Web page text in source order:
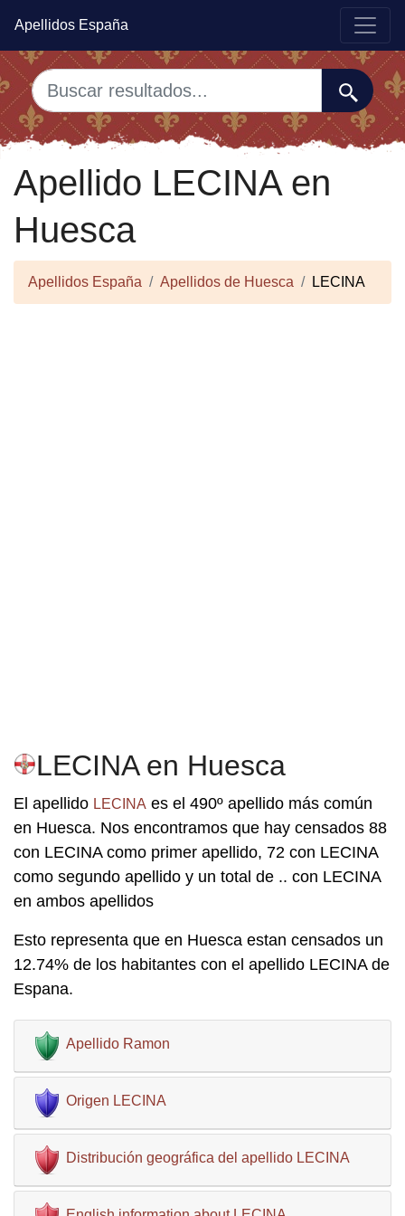
Apellidos España
Apellido LECINA en
Huesca
Apellidos España Apellidos de Huesca LECINA
LECINA en Huesca
El apellido LECINA es el 490º apellido más común
en Huesca. Nos encontramos que hay censados 88
con LECINA como primer apellido, 72 con LECINA
como segundo apellido y un total de .. con LECINA
en ambos apellidos
Esto representa que en Huesca estan censados un
12.74% de los habitantes con el apellido LECINA de
Espana.
Apellido Ramon
Origen LECINA
Distribución geográfica del apellido LECINA